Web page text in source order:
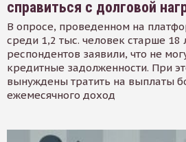
справиться с долговой
В опросе, проведенном на
среди 1,2 тыс. человек старше 18
респондентов заявили, что не
кредитные задолженности. При
вынуждены тратить на выплаты
ежемесячного доход